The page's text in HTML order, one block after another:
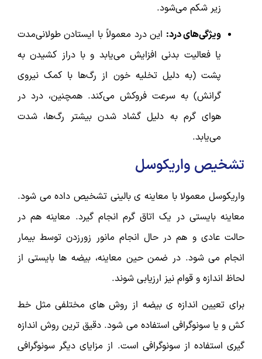
زیر شکم می‌شود.
ویژگی‌های درد: این درد معمولاً با ایستادن طولانی‌مدت
یا فعالیت بدنی افزایش می‌یابد و با دراز کشیدن به
پشت (به دلیل تخلیه خون از رگ‌ها با کمک نیروی
گرانش) به سرعت فروکش می‌کند. همچنین، درد در
هوای گرم به دلیل گشاد شدن بیشتر رگ‌ها، شدت
می‌یابد.
تشخیص واریکوسل
واریکوسل معمولا با معاینه ی بالینی تشخیص داده می شود.
معاینه بایستی در یک اتاق گرم انجام گیرد. معاینه هم در
حالت عادی و هم در حال انجام مانور زورزدن توسط بیمار
انجام می شود. در ضمن حین معاینه، بیضه ها بایستی از
لحاظ اندازه و قوام نیز ارزیابی شوند.
برای تعیین اندازه ی بیضه از روش های مختلفی مثل خط
کش و یا سونوگرافی استفاده می شود. دقیق ترین روش اندازه
گیری استفاده از سونوگرافی است. از مزایای دیگر سونوگرافی